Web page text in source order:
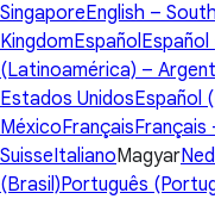
SingaporeEnglish –
KingdomEspañol
(Latinoamérica) –
Estados UnidosEspañol
MéxicoFrançaisFrançais
SuisseItalianoMagyar
(Brasil)Português